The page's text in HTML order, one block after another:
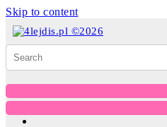
Skip to content